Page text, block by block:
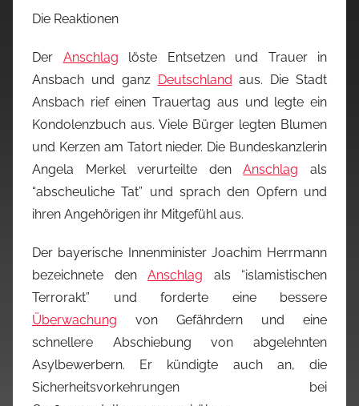
Die Reaktionen
Der Anschlag löste Entsetzen und Trauer in
Ansbach und ganz Deutschland aus. Die Stadt
Ansbach rief einen Trauertag aus und legte ein
Kondolenzbuch aus. Viele Bürger legten Blumen
und Kerzen am Tatort nieder. Die Bundeskanzlerin
Angela Merkel verurteilte denAnschlag als
“abscheuliche Tat” und sprach den Opfern und
ihren Angehörigen ihr Mitgefühl aus.
Der bayerische Innenminister Joachim Herrmann
bezeichnete den Anschlag als “islamistischen
Terrorakt” und forderte eine bessere
Überwachung von Gefährdern und eine
schnellere Abschiebung von abgelehnten
Asylbewerbern. Er kündigte auch an, die
Sicherheitsvorkehrungen bei